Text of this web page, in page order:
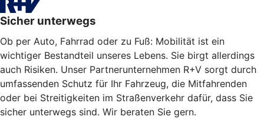
Sicher unterwegs
Ob per Auto, Fahrrad oder zu Fuß: Mobilität ist ein
wichtiger Bestandteil unseres Lebens. Sie birgt allerdings
auch Risiken. Unser Partnerunternehmen R+V sorgt durch
umfassenden Schutz für Ihr Fahrzeug, die Mitfahrenden
oder bei Streitigkeiten im Straßenverkehr dafür, dass Sie
sicher unterwegs sind. Wir beraten Sie gern.